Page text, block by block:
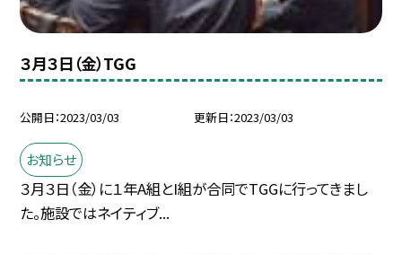
３月３日（金）TGG
公開日 2023/03/03 更新日 2023/03/03
お知らせ
３月３日（金）に１年A組とI組が合同でTGGに行ってきまし
た。施設ではネイティブ...